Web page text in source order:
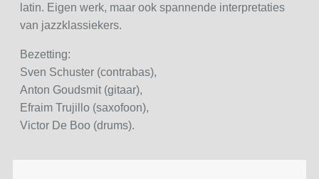
latin. Eigen werk, maar ook spannende interpretaties
van jazzklassiekers.
Bezetting:
Sven Schuster (contrabas),
Anton Goudsmit (gitaar),
Efraim Trujillo (saxofoon),
Victor De Boo (drums).